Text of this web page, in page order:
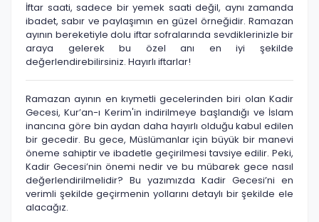
İftar saati, sadece bir yemek saati değil, aynı zamanda
ibadet, sabır ve paylaşımın en güzel örneğidir. Ramazan
ayının bereketiyle dolu iftar sofralarında sevdiklerinizle bir
araya gelerek bu özel anı en iyi şekilde
değerlendirebilirsiniz. Hayırlı iftarlar!
Ramazan ayının en kıymetli gecelerinden biri olan Kadir
Gecesi, Kur’an-ı Kerim'in indirilmeye başlandığı ve İslam
inancına göre bin aydan daha hayırlı olduğu kabul edilen
bir gecedir. Bu gece, Müslümanlar için büyük bir manevi
öneme sahiptir ve ibadetle geçirilmesi tavsiye edilir. Peki,
Kadir Gecesi’nin önemi nedir ve bu mübarek gece nasıl
değerlendirilmelidir? Bu yazımızda Kadir Gecesi’ni en
verimli şekilde geçirmenin yollarını detaylı bir şekilde ele
alacağız.